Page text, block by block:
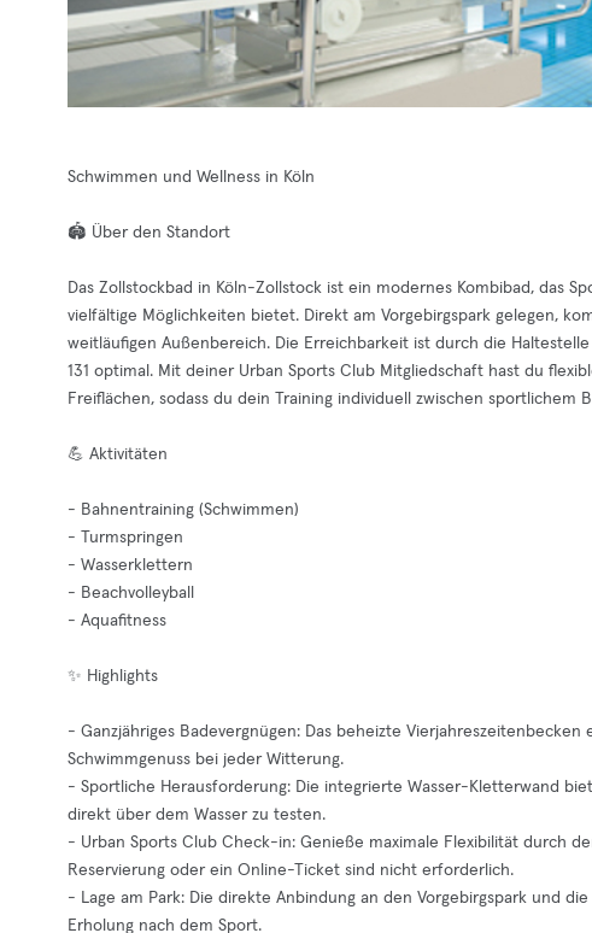
Schwimmen und Wellness in Köln
🏟️ Über den Standort
Das Zollstockbad in Köln-Zollstock ist ein modernes Kombibad, das
vielfältige Möglichkeiten bietet. Direkt am Vorgebirgspark gelegen,
weitläufigen Außenbereich. Die Erreichbarkeit ist durch die
131 optimal. Mit deiner Urban Sports Club Mitgliedschaft hast du
Freiflächen, sodass du dein Training individuell zwischen
💪 Aktivitäten
- Bahnentraining (Schwimmen)
- Turmspringen
- Wasserklettern
- Beachvolleyball
- Aquafitness
✨ Highlights
- Ganzjähriges Badevergnügen: Das beheizte Vierjahreszeitenbecken
Schwimmgenuss bei jeder Witterung.
- Sportliche Herausforderung: Die integrierte Wasser-Kletterwand
direkt über dem Wasser zu testen.
- Urban Sports Club Check-in: Genieße maximale Flexibilität durch
Reservierung oder ein Online-Ticket sind nicht erforderlich.
- Lage am Park: Die direkte Anbindung an den Vorgebirgspark und
Erholung nach dem Sport.